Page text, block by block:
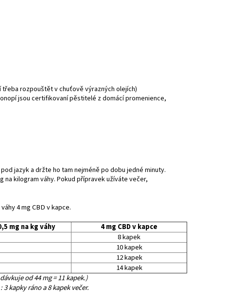
rozpouštět v chuťově výrazných olejích)
jsou certifikovaní pěstitelé z domácí promenience,
jazyk a držte ho tam nejméně po dobu jedné minuty.
na kilogram váhy. Pokud přípravek užíváte večer,
4 mg CBD v kapce.
mg na kg váhy
4 mg CBD v kapce
8 kapek
10 kapek
12 kapek
14 kapek
od 44 mg = 11 kapek.)
kapky ráno a 8 kapek večer.